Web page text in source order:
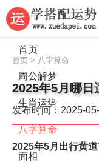
首页
周公解梦
生肖运势
八字算命
面相
首页 > 八字算命
2025年5月哪日
发布时间：2025-
2025年5月出行黄